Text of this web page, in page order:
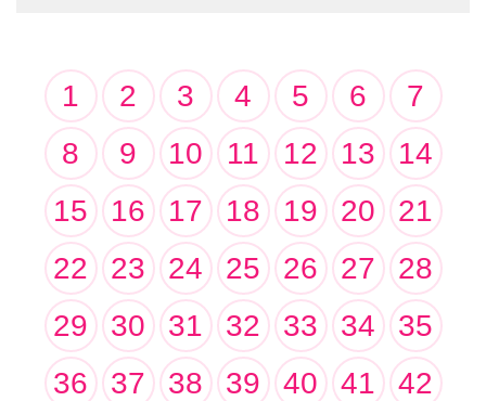
1 2 3 4 5 6
7
8
9 10 11 12 13
14
15
16 17 18 19 20
21
22
23 24 25 26 27
28
29
30 31 32 33 34
35
36
37 38 39 40 41
42